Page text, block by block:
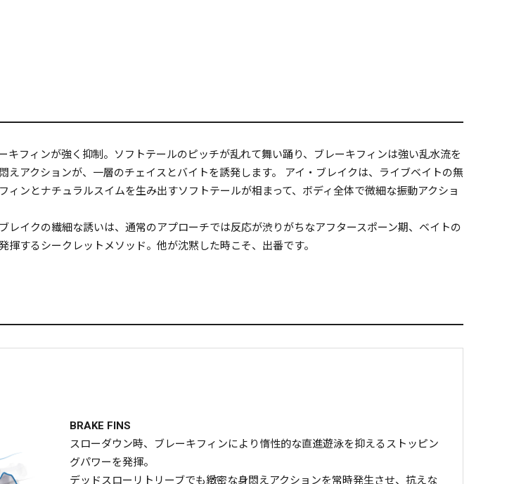
フィンが強く抑制。ソフトテールのピッチが乱れて舞い踊り、ブレーキフィンは強い乱水流を
アクションが、一層のチェイスとバイトを誘発します。 アイ・ブレイクは、ライブベイトの無
ンとナチュラルスイムを生み出すソフトテールが相まって、ボディ全体で微細な振動アクショ
イクの繊細な誘いは、通常のアプローチでは反応が渋りがちなアフタースポーン期、ベイトの
するシークレットメソッド。他が沈黙した時こそ、出番です。
BRAKE FINS
スローダウン時、ブレーキフィンにより惰性的な直進遊泳を抑えるストッピン
グパワーを発揮。
デッドスローリトリーブでも緻密な身悶えアクションを常時発生させ、抗えな